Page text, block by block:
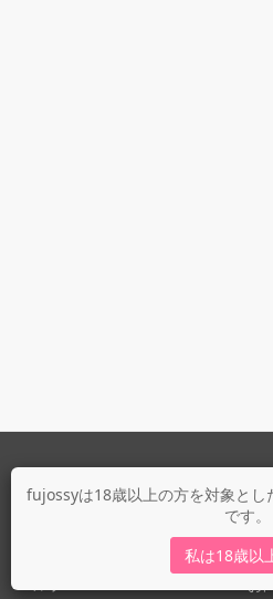
fujossyは18歳以上の方を対象とし
です。
私は18歳以
fujossyについて